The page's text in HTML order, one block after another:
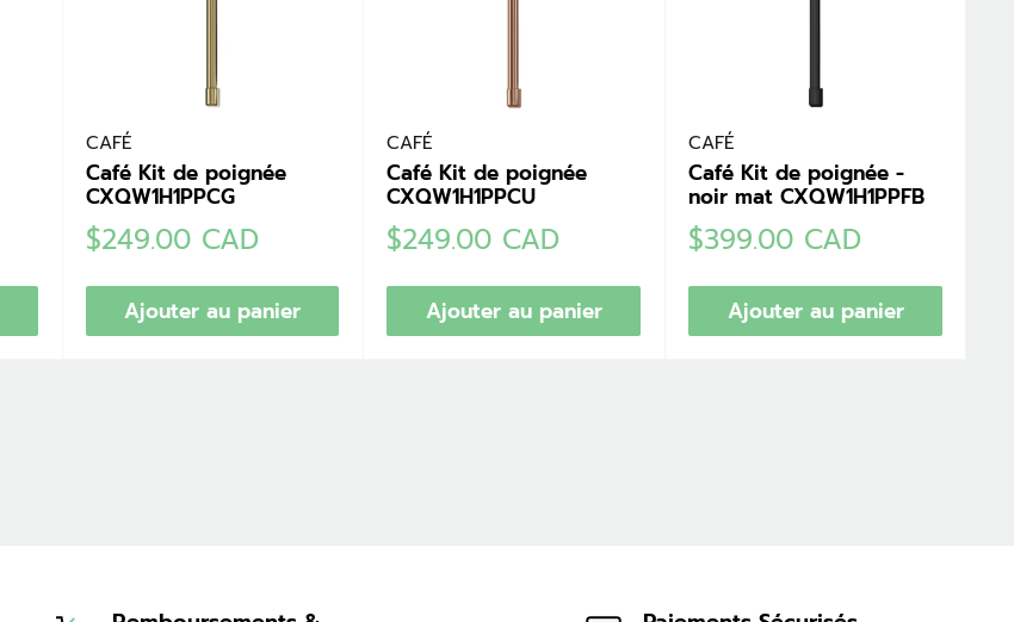
CAFÉ
Café Kit de poignée
CXQW1H1PPCG
Prix
$249.00 CAD
Ajouter au panier
CAFÉ
Café Kit de poignée
CXQW1H1PPCU
Prix
$249.00 CAD
Ajouter au panier
CAFÉ
Café Kit de poignée -
noir mat CXQW1H1PPFB
Prix
$399.00 CAD
Ajouter au panier